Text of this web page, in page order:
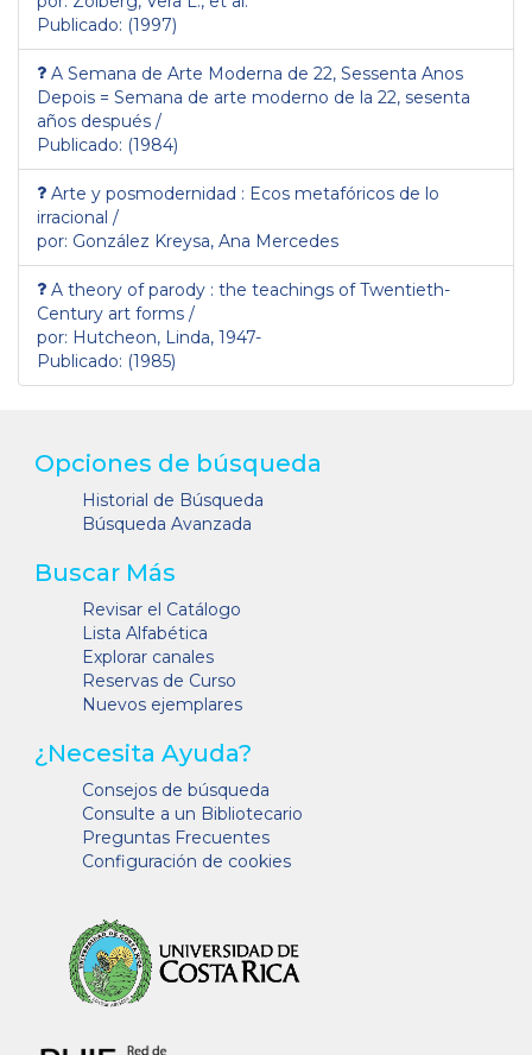
Publicado: (1997)
A Semana de Arte Moderna de 22, Sessenta Anos
Depois = Semana de arte moderno de la 22, sesenta
años después /
Publicado: (1984)
Arte y posmodernidad : Ecos metafóricos de lo
irracional /
por: González Kreysa, Ana Mercedes
A theory of parody : the teachings of Twentieth-
Century art forms /
por: Hutcheon, Linda, 1947-
Publicado: (1985)
Opciones de búsqueda
Historial de Búsqueda
Búsqueda Avanzada
Buscar Más
Revisar el Catálogo
Lista Alfabética
Explorar canales
Reservas de Curso
Nuevos ejemplares
¿Necesita Ayuda?
Consejos de búsqueda
Consulte a un Bibliotecario
Preguntas Frecuentes
Configuración de cookies